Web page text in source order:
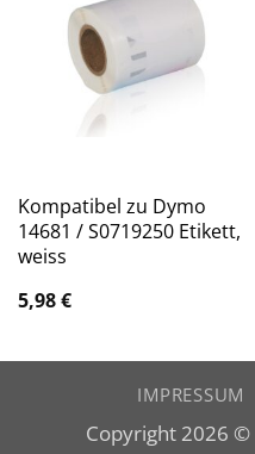
Kompatibel zu Dymo
14681 / S0719250 Etikett,
weiss
5,98€
IMPRESSUM
Copyright 2026 ©